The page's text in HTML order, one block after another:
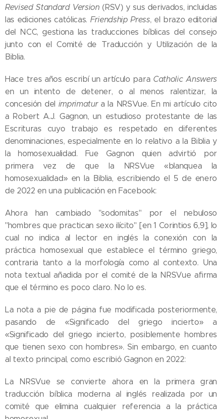
Revised Standard Version(RSV) y sus derivados, incluidas
las ediciones católicas. Friendship Press, el brazo editorial
del NCC, gestiona las traducciones bíblicas del consejo
junto con el Comité de Traducción y Utilización de la
Biblia.
Hace tres años escribí un artículo para Catholic Answers
en un intento de detener, o al menos ralentizar, la
concesión del imprimatura la NRSVue. En mi artículo cito
a Robert A.J. Gagnon, un estudioso protestante de las
Escrituras cuyo trabajo es respetado en diferentes
denominaciones, especialmente en lo relativo a la Biblia y
la homosexualidad. Fue Gagnon quien advirtió por
primera vez de que la NRSVue «blanquea la
homosexualidad» en la Biblia, escribiendo el 5 de enero
de 2022 en una publicación en Facebook:
Ahora han cambiado "sodomitas" por el nebuloso
"hombres que practican sexo ilícito" [en 1 Corintios 6,9], lo
cual no indica al lector en inglés la conexión con la
práctica homosexual que establece el término griego,
contraria tanto a la morfología como al contexto. Una
nota textual añadida por el comité de la NRSVue afirma
que el término es poco claro. No lo es.
La nota a pie de página fue modificada posteriormente,
pasando de «Significado del griego incierto» a
«Significado del griego incierto, posiblemente hombres
que tienen sexo con hombres». Sin embargo, en cuanto
al texto principal, como escribió Gagnon en 2022:
La NRSVue se convierte ahora en la primera gran
traducción bíblica moderna al inglés realizada por un
comité que elimina cualquier referencia a la práctica